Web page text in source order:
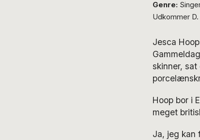
Genre:
Udkommer
Jesca
skinner,
Hoop bor i
meget
Ja, jeg kan